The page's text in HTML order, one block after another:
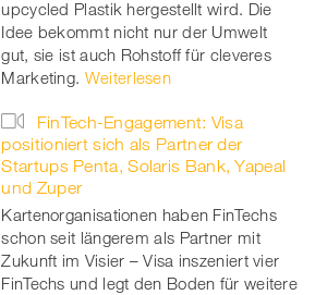
upcycled Plastik hergestellt wird. Die
Idee bekommt nicht nur der Umwelt
gut, sie ist auch Rohstoff für cleveres
Marketing. Weiterlesen
FinTech-Engagement: Visa
positioniert sich als Partner der
Startups Penta, Solaris Bank, Yapeal
und Zuper
Kartenorganisationen haben FinTechs
schon seit längerem als Partner mit
Zukunft im Visier – Visa inszeniert vier
FinTechs und legt den Boden für weitere